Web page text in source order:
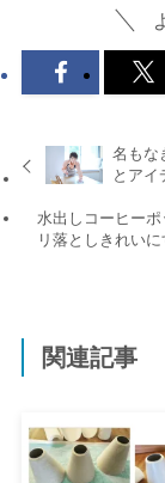
名もな
とアイ
水出しコーヒー
リ落としきれい
関連記事